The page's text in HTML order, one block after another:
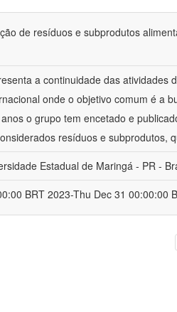
de resíduos e subprodutos
a continuidade das atividades
onde o objetivo comum é a
o grupo tem encetado e
resíduos e subprodutos,
Estadual de Maringá - PR -
BRT 2023-Thu Dec 31 00:00:00